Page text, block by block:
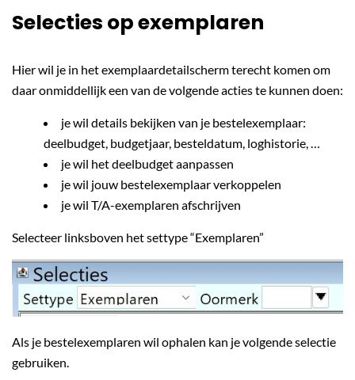
Selecties op exemplaren
Hier wil je in het exemplaardetailscherm terecht komen om
daar onmiddellijk een van de volgende acties te kunnen doen:
je wil details bekijken van je bestelexemplaar:
deelbudget, budgetjaar, besteldatum, loghistorie, …
je wil het deelbudget aanpassen
je wil jouw bestelexemplaar verkoppelen
je wil T/A-exemplaren afschrijven
Selecteer linksboven het settype “Exemplaren”
Als je bestelexemplaren wil ophalen kan je volgende selectie
gebruiken.